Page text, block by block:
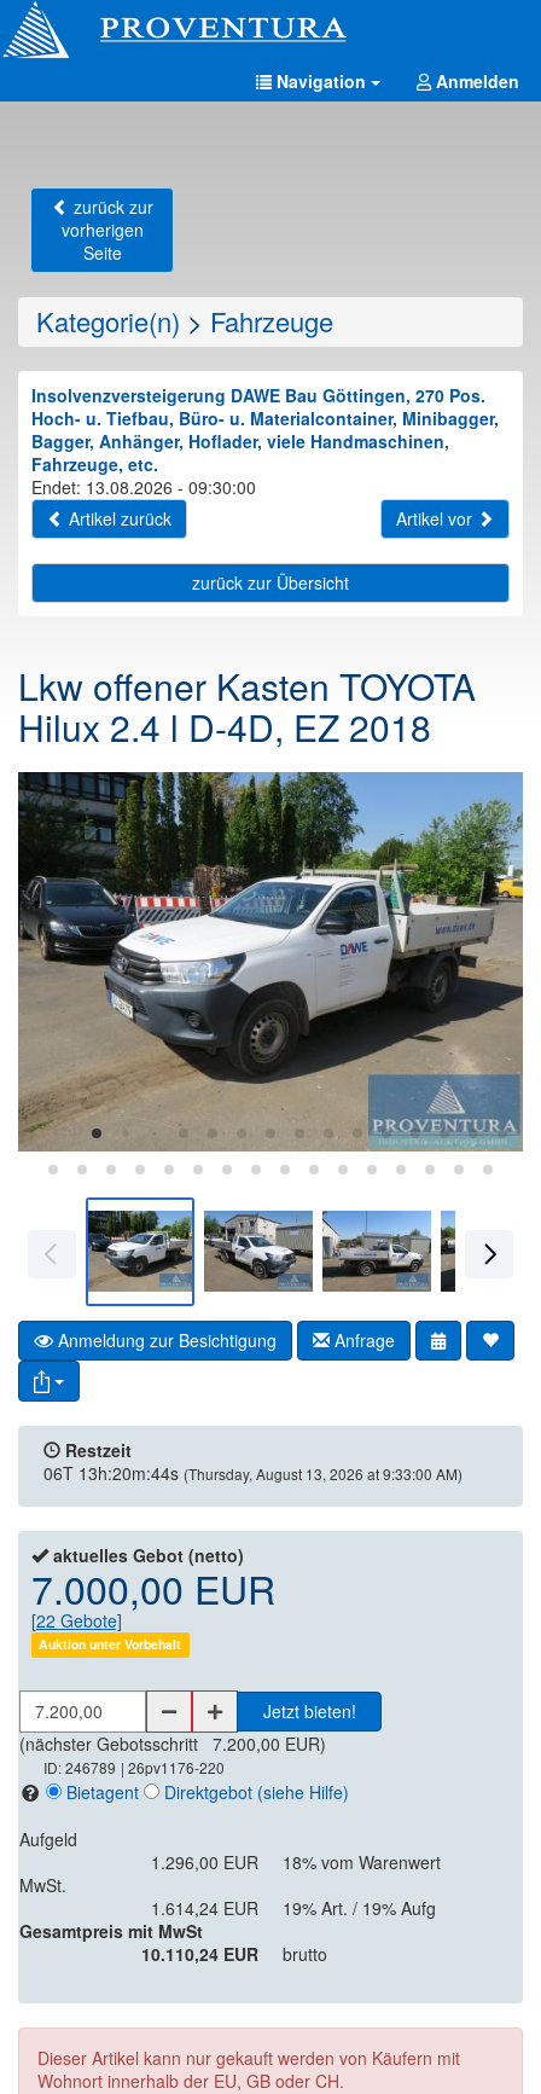
Navigation Anmelden
zurück zur
vorherigen
Seite
Kategorie(n) > Fahrzeuge
Insolvenzversteigerung DAWE Bau Göttingen, 270 Pos.
Hoch- u. Tiefbau, Büro- u. Materialcontainer, Minibagger,
Bagger, Anhänger, Hoflader, viele Handmaschinen,
Fahrzeuge, etc.
Endet: 13.08.2026 - 09:30:00
Artikel zurück
Artikel vor
zurück zur Übersicht
Lkw offener Kasten TOYOTA
Hilux 2.4 l D-4D, EZ 2018
Anmeldung zur Besichtigung Anfrage
Restzeit
06T 13h:20m:44s (Thursday, August 13, 2026 at 9:33:00 AM)
aktuelles Gebot (netto)
7.000,00 EUR
[22 Gebote]
Auktion unter Vorbehalt
Jetzt bieten!
(nächster Gebotsschritt 7.200,00 EUR)
ID: 246789 | 26pv1176-220
Bietagent Direktgebot (siehe Hilfe)
Aufgeld
1.296,00 EUR
18% vom Warenwert
MwSt.
1.614,24 EUR
19% Art. / 19% Aufg
Gesamtpreis mit MwSt
10.110,24 EUR
brutto
Dieser Artikel kann nur gekauft werden von Käufern mit
Wohnort innerhalb der EU, GB oder CH.